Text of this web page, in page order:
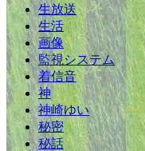
生放送
生活
画像
監視システム
着信音
神
神崎ゆい
秘密
秘話